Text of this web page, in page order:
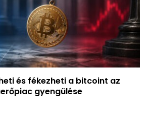
és fékezheti a bitcoint az
gyengülése